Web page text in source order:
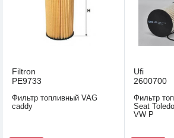
Filtron
PE9733
Фильтр топливный VAG
caddy
Ufi
2600700
Фильтр
Seat
VW P